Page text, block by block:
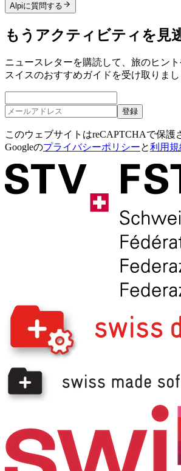
Alpiに質問する
もうアクティビティを見
ニュースレターを購読して、旅のヒント
スイスのおすすめガイドを受け取りまし
登録
このウェブサイトはreCAPTCHAで保護
Googleのプライバシーポリシーと利用規